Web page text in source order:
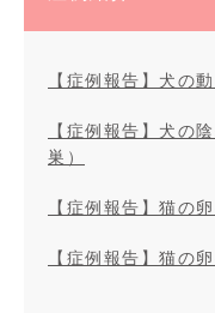
【症例報告】犬の
【症例報告】犬の
巣）
【症例報告】猫の
【症例報告】猫の